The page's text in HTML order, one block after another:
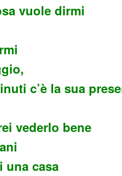
vuole dirmi
c’è la sua
vederlo bene
una casa